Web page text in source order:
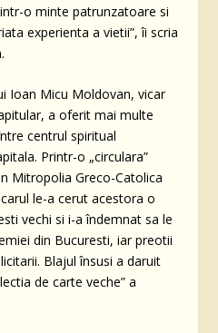
o minte patrunzatoare si
experienta a vietii”, îi scria
Ioan Micu Moldovan, vicar
a oferit mai multe
centrul spiritual
Printr-o „circulara”
Mitropolia Greco-Catolica
le-a cerut acestora o
vechi si i-a îndemnat sa le
din Bucuresti, iar preotii
Blajul însusi a daruit
de carte veche” a